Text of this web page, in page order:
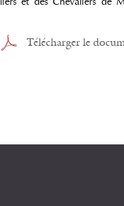
Télécharger le